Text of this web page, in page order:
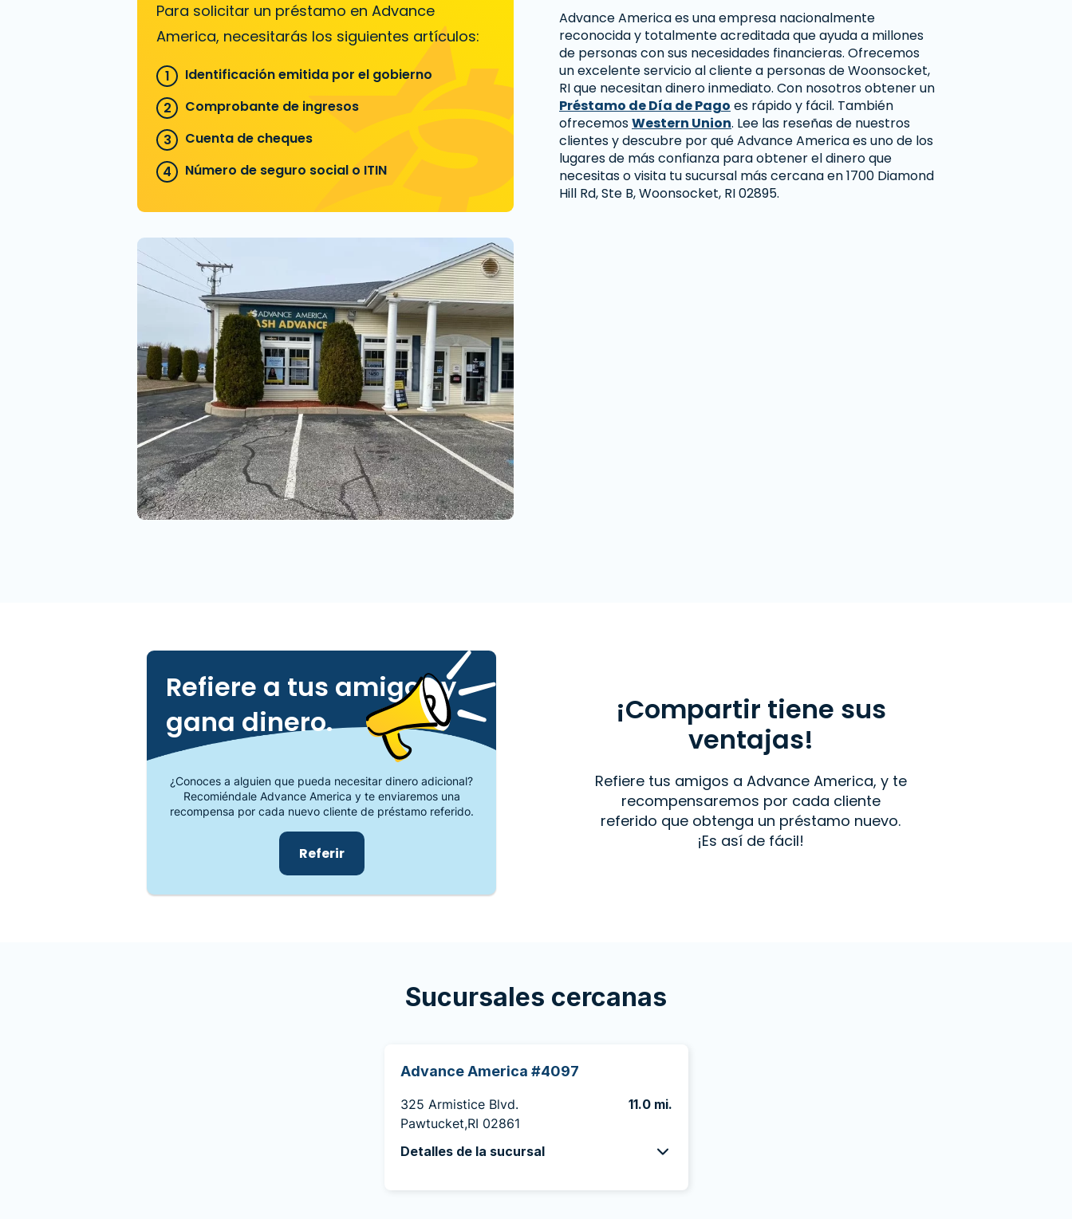
Para solicitar un préstamo en Advance
America, necesitarás los siguientes artículos:
Identificación emitida por el gobierno
Comprobante de ingresos
Cuenta de cheques
Número de seguro social o ITIN
Advance America es una empresa nacionalmente
reconocida y totalmente acreditada que ayuda a millones
de personas con sus necesidades financieras. Ofrecemos
un excelente servicio al cliente a personas de Woonsocket,
RI que necesitan dinero inmediato. Con nosotros obtener un
Préstamo de Día de Pago es rápido y fácil. También
ofrecemosWestern Union. Lee las reseñas de nuestros
clientes y descubre por qué Advance America es uno de los
lugares de más confianza para obtener el dinero que
necesitas o visita tu sucursal más cercana en 1700 Diamond
Hill Rd, Ste B, Woonsocket, RI 02895.
¡Compartir tiene sus
ventajas!
Refiere tus amigos a Advance America, y te
recompensaremos por cada cliente
referido que obtenga un préstamo nuevo.
¡Es así de fácil!
Refiere a tus amigos y
gana dinero.
¿Conoces a alguien que pueda necesitar dinero adicional?
Recomiéndale Advance America y te enviaremos una
recompensa por cada nuevo cliente de préstamo referido.
Referir
Sucursales cercanas
Advance America #4097
325 Armistice Blvd.
Pawtucket,RI 02861
11.0 mi.
Detalles de la sucursal